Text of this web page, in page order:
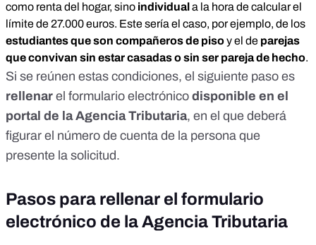
como renta del hogar, sino individuala la hora de calcular el
límite de 27.000 euros. Este sería el caso, por ejemplo, de los
estudiantes que son compañeros de pisoy el de parejas
que convivan sin estar casadas o sin ser pareja de hecho.
Si se reúnen estas condiciones, el siguiente paso es
rellenar el formulario electrónico disponible en el
portal de la Agencia Tributaria, en el que deberá
figurar el número de cuenta de la persona que
presente la solicitud.
Pasos para rellenar el formulario
electrónico de la Agencia Tributaria